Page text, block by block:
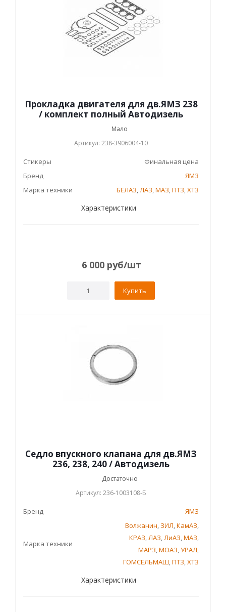
Прокладка двигателя для дв.ЯМЗ 238
/ комплект полный Автодизель
Мало
Артикул: 238-3906004-10
Стикеры
Финальная цена
Бренд
ЯМЗ
Марка техники
БЕЛАЗ,ЛАЗ,МАЗ,ПТЗ,ХТЗ
Характеристики
6 000руб/шт
Купить
Седло впускного клапана для дв.ЯМЗ
236, 238, 240 / Автодизель
Достаточно
Артикул: 236-1003108-Б
Бренд ЯМЗ
Марка техники
Волжанин, ЗИЛ,КамАЗ,
КРАЗ,ЛАЗ,ЛиАЗ,МАЗ,
МАРЗ,МОАЗ,УРАЛ,
ГОМСЕЛЬМАШ,ПТЗ,ХТЗ
Характеристики